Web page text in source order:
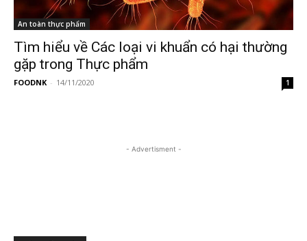
An toàn thực phẩm
Tìm hiểu về Các loại vi khuẩn có hại thường
gặp trong Thực phẩm
FOODNK - 14/11/2020 1
- Advertisment -